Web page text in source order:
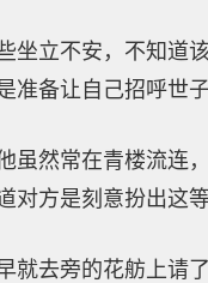
坐立不安，不知道
备让自己招呼世
虽然常在青楼流连
对方是刻意扮出这
就去旁的花舫上请